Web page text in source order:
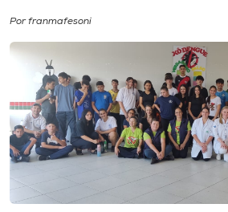
Internacionalização
I.nova
Diplomados
Cultura
CPA
Por franmafesoni